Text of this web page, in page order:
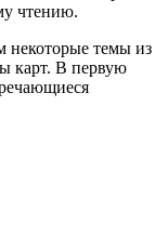
чтению.
некоторые темы из
карт. В первую